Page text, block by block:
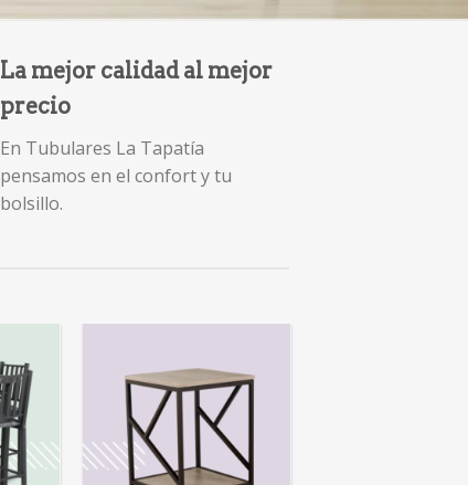
La mejor calidad al mejor
precio
En Tubulares La Tapatía
pensamos en el confort y tu
bolsillo.